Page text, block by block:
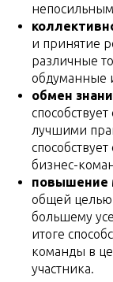
и принятие
различные
обдуманные
обмен
лучшими
бизнес-
повышение
общей целью
большему
итоге
команды в
участника.